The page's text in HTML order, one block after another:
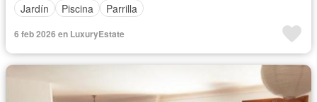
Jardín
Piscina Parrilla
6 feb 2026 en LuxuryEstate